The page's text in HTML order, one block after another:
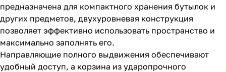
предназначена для компактного хранения бутылок и
других предметов, двухуровневая конструкция
позволяет эффективно использовать пространство и
максимально заполнять его.
Направляющие полного выдвижения обеспечивают
удобный доступ, а корзина из ударопрочного